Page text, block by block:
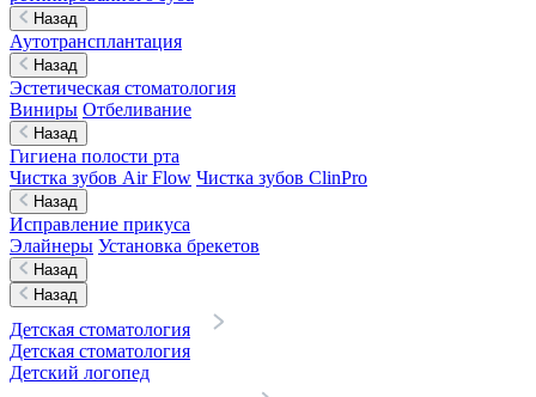
Назад
Аутотрансплантация
Назад
Эстетическая стоматология
Виниры Отбеливание
Назад
Гигиена полости рта
Чистка зубов Air Flow Чистка зубов ClinPro
Назад
Исправление прикуса
Элайнеры Установка брекетов
Назад
Назад
Детская стоматология
Детская стоматология
Детский логопед